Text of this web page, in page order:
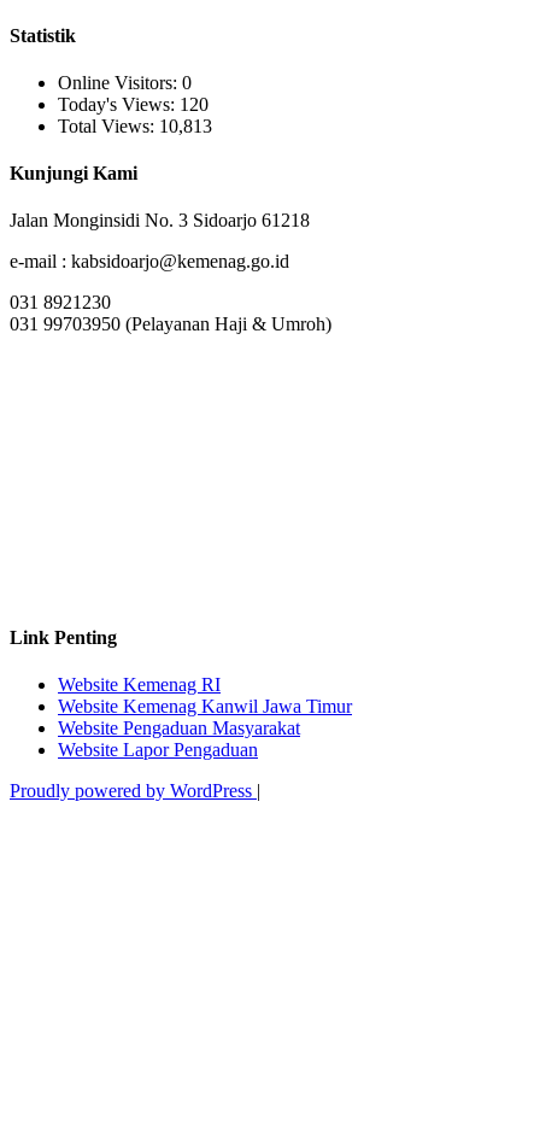
Statistik
Online Visitors: 0
Today's Views: 120
Total Views: 10,813
Kunjungi Kami
Jalan Monginsidi No. 3 Sidoarjo 61218
e-mail : kabsidoarjo@kemenag.go.id
031 8921230
031 99703950 (Pelayanan Haji & Umroh)
Link Penting
Website Kemenag RI
Website Kemenag Kanwil Jawa Timur
Website Pengaduan Masyarakat
Website Lapor Pengaduan
Proudly powered by WordPress |